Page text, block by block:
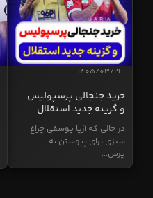
1405/03/19
خرید جنجالی پرسپولیس
و گزینه جدید استقلال
در حالی که آریا یوسفی چراغ
سبزی برای پیوستن به
پرس...